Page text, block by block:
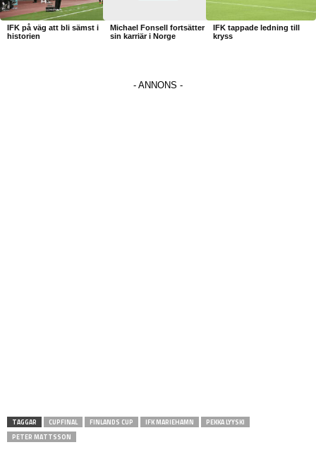
IFK på väg att bli sämst i
historien
Michael Fonsell fortsätter
sin karriär i Norge
IFK tappade ledning till
kryss
TAGGAR CUPFINAL FINLANDS CUP IFK MARIEHAMN
PEKKA LYYSKI
PETER MATTSSON